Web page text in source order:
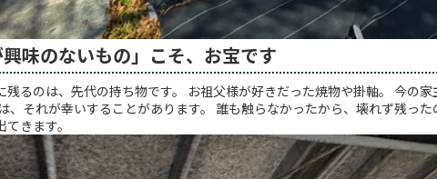
興味のないもの」こそ、お宝です
残るのは、先代の持ち物です。 お祖父様が好きだった焼物や掛軸。 今の
、それが幸いすることがあります。 誰も触らなかったから、壊れず残っ
きます。